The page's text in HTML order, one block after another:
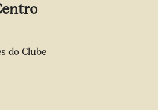
do Clube